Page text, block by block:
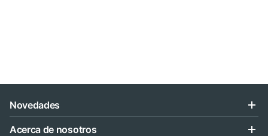
Novedades
Acerca de nosotros